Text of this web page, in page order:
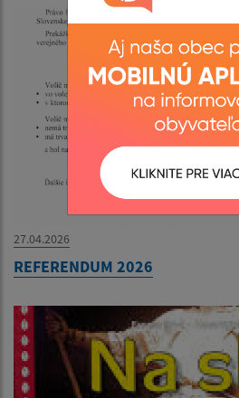
27.04.2026
REFERENDUM 2026